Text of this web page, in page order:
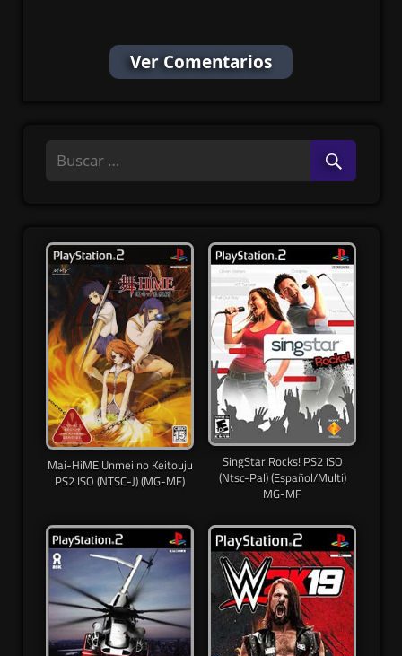
Ver Comentarios
Mai-HiME Unmei no Keitouju
PS2 ISO (NTSC-J) (MG-MF)
SingStar Rocks! PS2 ISO
(Ntsc-Pal) (Español/Multi)
MG-MF